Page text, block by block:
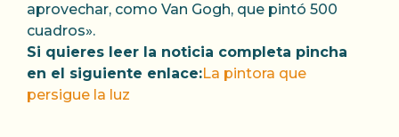
aprovechar, como Van Gogh, que pintó 500
cuadros».
Si quieres leer la noticia completa pincha
en el siguiente enlace:La pintora que
persigue la luz